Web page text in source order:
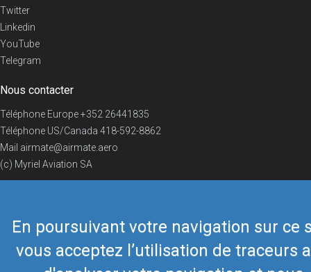
En poursuivant votre navigation sur ce
vous acceptez l’utilisation de traceurs
Twitter
Linkedin
YouTube
Telegram
Nous contacter
Téléphone Europe+352 26441835
Téléphone US/Canada 418-592-8862
Mail airmate@airmate.aero
(c) Myriel Aviation SA
© 2019 Airmate - Conditions d'utilisation Vie privée Back to top